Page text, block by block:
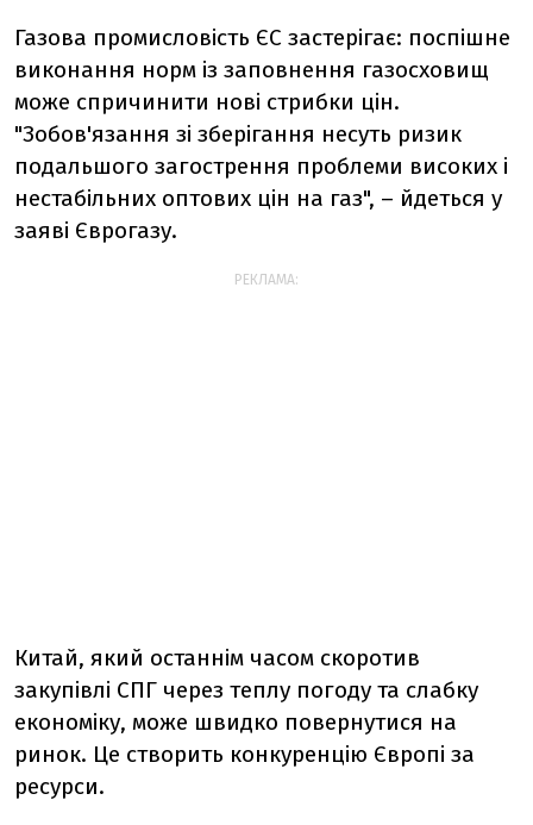
Газова промисловість ЄС застерігає: поспішне
виконання норм із заповнення газосховищ
може спричинити нові стрибки цін.
"Зобов'язання зі зберігання несуть ризик
подальшого загострення проблеми високих і
нестабільних оптових цін на газ", – йдеться у
заяві Єврогазу.
РЕКЛАМА:
Китай, який останнім часом скоротив
закупівлі СПГ через теплу погоду та слабку
економіку, може швидко повернутися на
ринок. Це створить конкуренцію Європі за
ресурси.